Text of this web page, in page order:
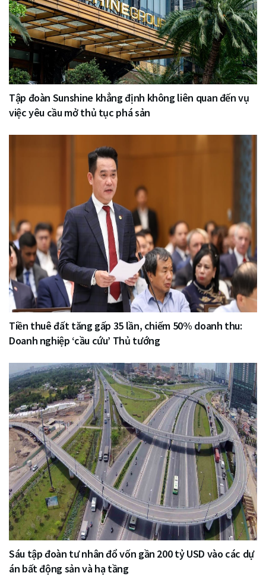
Tập đoàn Sunshine khẳng định không liên quan đến vụ
việc yêu cầu mở thủ tục phá sản
Tiền thuê đất tăng gấp 35 lần, chiếm 50% doanh thu:
Doanh nghiệp ‘cầu cứu’ Thủ tướng
Sáu tập đoàn tư nhân đổ vốn gần 200 tỷ USD vào các dự
án bất động sản và hạ tầng